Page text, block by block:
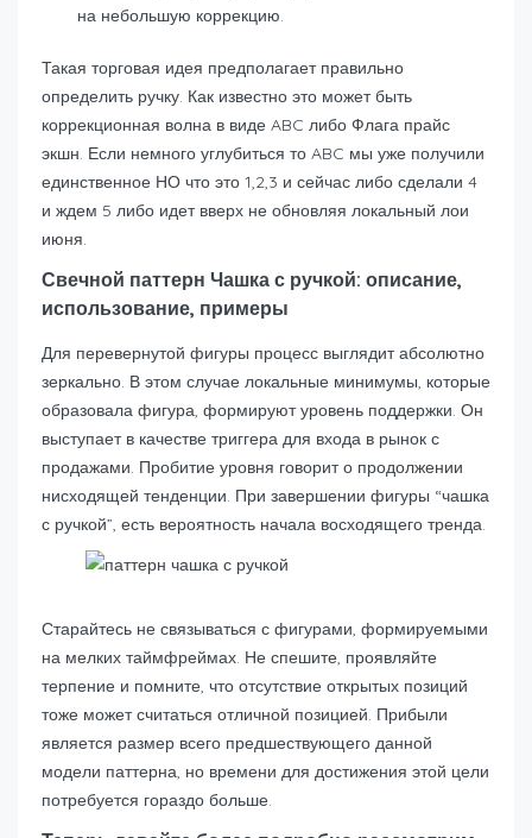
на небольшую коррекцию.
Такая торговая идея предполагает правильно
определить ручку. Как известно это может быть
коррекционная волна в виде ABC либо Флага прайс
экшн. Если немного углубиться то ABC мы уже получили
единственное НО что это 1,2,3 и сейчас либо сделали 4
и ждем 5 либо идет вверх не обновляя локальный лои
июня.
Свечной паттерн Чашка с ручкой: описание,
использование, примеры
Для перевернутой фигуры процесс выглядит абсолютно
зеркально. В этом случае локальные минимумы, которые
образовала фигура, формируют уровень поддержки. Он
выступает в качестве триггера для входа в рынок с
продажами. Пробитие уровня говорит о продолжении
нисходящей тенденции. При завершении фигуры “чашка
с ручкой”, есть вероятность начала восходящего тренда.
Старайтесь не связываться с фигурами, формируемыми
на мелких таймфреймах. Не спешите, проявляйте
терпение и помните, что отсутствие открытых позиций
тоже может считаться отличной позицией. Прибыли
является размер всего предшествующего данной
модели паттерна, но времени для достижения этой цели
потребуется гораздо больше.